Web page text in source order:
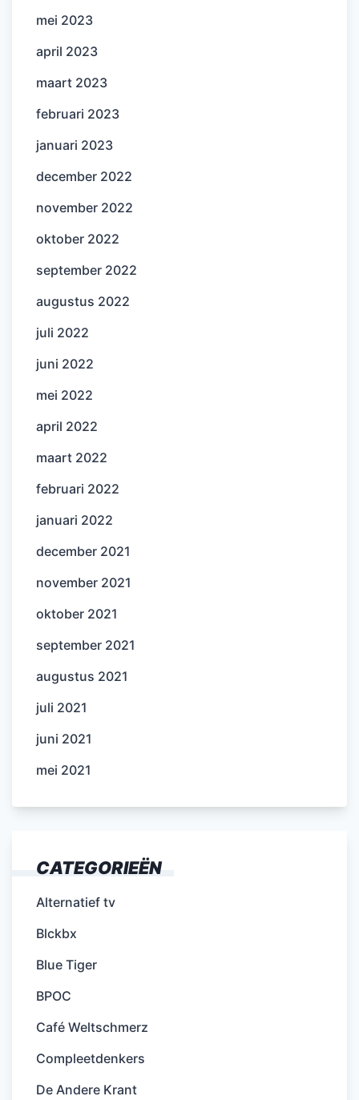
mei 2023
april 2023
maart 2023
februari 2023
januari 2023
december 2022
november 2022
oktober 2022
september 2022
augustus 2022
juli 2022
juni 2022
mei 2022
april 2022
maart 2022
februari 2022
januari 2022
december 2021
november 2021
oktober 2021
september 2021
augustus 2021
juli 2021
juni 2021
mei 2021
CATEGORIEËN
Alternatief tv
Blckbx
Blue Tiger
BPOC
Café Weltschmerz
Compleetdenkers
De Andere Krant